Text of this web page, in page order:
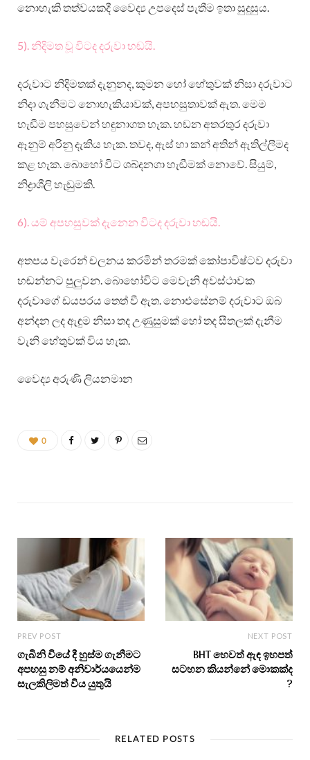
නොහැකි තත්වයකදී වෛද්‍ය උපදෙස් පැතීම ඉතා සුදුසුය.
5). නිදිමත වූ විටද දරුවා හඬයි.
දරුවාට නිදිමතක් දැනුනද, කුමන හෝ හේතුවක් නිසා දරුවාට
නිදා ගැනීමට නොහැකියාවක්, අපහසුතාවක් ඇත. මෙම
හැඬීම පහසුවෙන් හඳුනාගත හැක. හඬන අතරතුර දරුවා
ඈනුම් අරිනු දැකිය හැක. තවද, ඇස් හා කන් අතින් ඇතිල්ලීමද
කළ හැක. බොහෝ විට ශබ්දනගා හැඬීමක් නොවේ. සියුම්,
නිද්‍රාශීලි හැඬුමකි.
6). යම් අපහසුවක් දැනෙන විටද දරුවා හඬයි.
අතපය වැරෙන් චලනය කරමින් තරමක් කෝපාවිෂ්ටව දරුවා
හඬන්නට පුලු‍වන. බොහෝවිට මෙවැනි අවස්ථාවක
දරුවාගේ ඩයපරය තෙත් වී ඇත. නොඑසේනම් දරුවාට ඔබ
අන්දන ලද ඇඳුම නිසා තද උණුසුමක් හෝ තද සීතලක් දැනීම
වැනි හේතුවක් විය හැක.
වෛද්‍ය අරුණි ලියනමාන
0
PREV POST
ගැබිනි වියේ දී හුස්ම ගැනීමට
අපහසු නම් අනිවාර්යයෙන්ම
සැලකිලිමත් විය යුතුයි
NEXT POST
BHT හෙවත් ඇඳ ඉහපත්
සටහන කියන්නේ මොකක්ද
?
RELATED POSTS